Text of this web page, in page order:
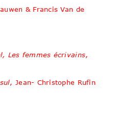
& Francis Van de
Les femmes écrivains,
, Jean- Christophe Rufin